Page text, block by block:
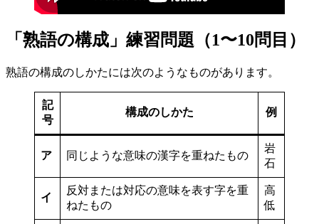
「熟語の構成」練習問題（1〜10問目）
熟語の構成のしかたには次のようなものがあります。
記
号
構成のしかた 例
ア 同じような意味の漢字を重ねたもの
岩
石
イ
反対または対応の意味を表す字を重
ねたもの
高
低